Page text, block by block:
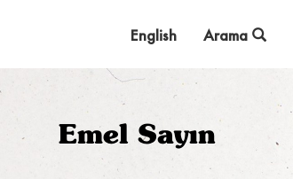
Arama
English
Emel Sayın